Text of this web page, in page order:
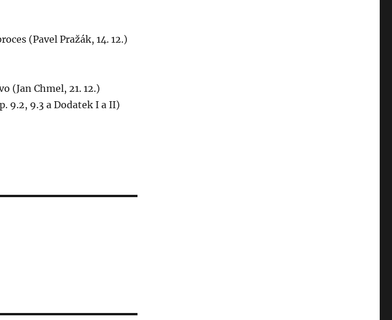
(Pavel Pražák, 14. 12.)
(Jan Chmel, 21. 12.)
9.2, 9.3 a Dodatek I a II)